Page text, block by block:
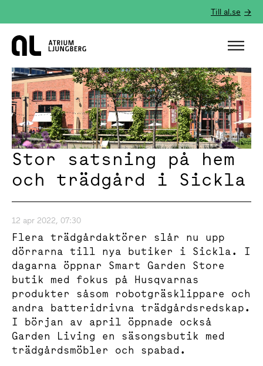
Till al.se
Hem
Stor satsning på hem
och trädgård i Sickla
12 apr 2022, 07:30
Flera trädgårdaktörer slår nu upp
dörrarna till nya butiker i Sickla. I
dagarna öppnar Smart Garden Store
butik med fokus på Husqvarnas
produkter såsom robotgräsklippare och
andra batteridrivna trädgårdsredskap.
I början av april öppnade också
Garden Living en säsongsbutik med
trädgårdsmöbler och spabad.